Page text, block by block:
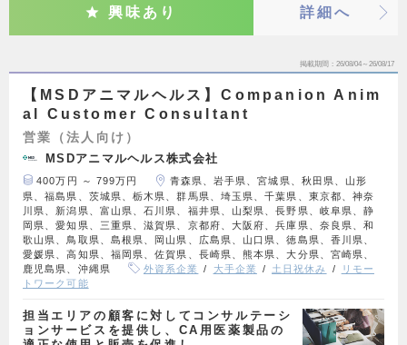
興味あり 詳細へ
掲載期間 26/08/04～26/08/17
【MSDアニマルヘルス】Companion Anim
al Customer Consultant
営業（法人向け）
MSDアニマルヘルス株式会社
400万円 ～ 799万円
青森県、岩手県、宮城県、秋田県、山形
県、福島県、茨城県、栃木県、群馬県、埼玉県、千葉県、東京都、神奈
川県、新潟県、富山県、石川県、福井県、山梨県、長野県、岐阜県、静
岡県、愛知県、三重県、滋賀県、京都府、大阪府、兵庫県、奈良県、和
歌山県、鳥取県、島根県、岡山県、広島県、山口県、徳島県、香川県、
愛媛県、高知県、福岡県、佐賀県、長崎県、熊本県、大分県、宮崎県、
鹿児島県、沖縄県
外資系企業 大手企業 土日祝休み
リモー
トワーク可能
担当エリアの顧客に対してコンサルテーシ
ョンサービスを提供し、CA用医薬製品の